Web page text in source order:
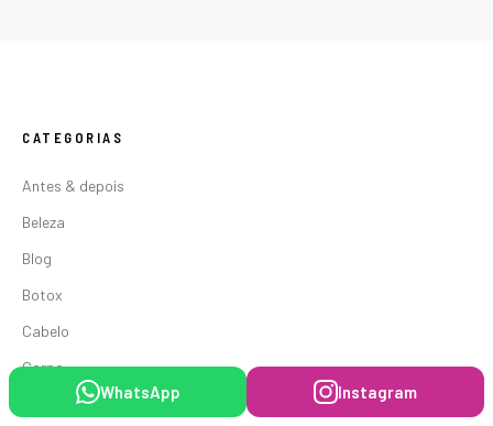
CATEGORIAS
Antes & depois
Beleza
Blog
Botox
Cabelo
Corpo
WhatsApp Instagram